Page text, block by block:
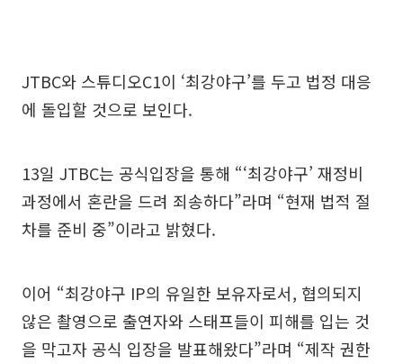
JTBC와 스튜디오C1이 ‘최강야구’를 두고 법정 대응
에 돌입할 것으로 보인다.
13일 JTBC는 공식입장을 통해 “‘최강야구’ 재정비
과정에서 혼란을 드려 죄송하다”라며 “현재 법적 절
차를 준비 중”이라고 밝혔다.
이어 “최강야구 IP의 유일한 보유자로서, 협의되지
않은 촬영으로 출연자와 스태프들이 피해를 입는 것
을 막고자 공식 입장을 발표해왔다”라며 “제작 권한